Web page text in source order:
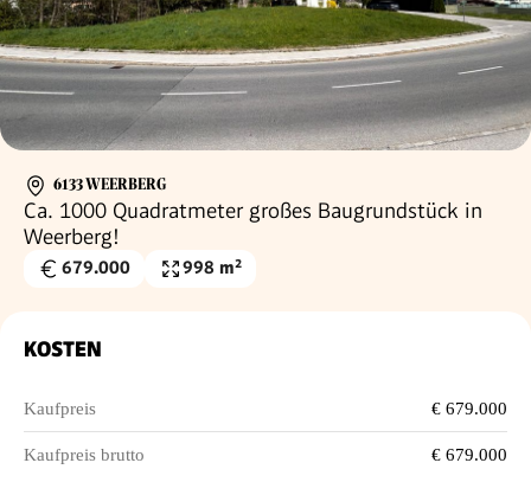
6133 WEERBERG
Ca. 1000 Quadratmeter großes Baugrundstück in
Weerberg!
Kaufpreis
679.000
Grundfläche
998 m²
KOSTEN
Kaufpreis € 679.000
Kaufpreis brutto € 679.000